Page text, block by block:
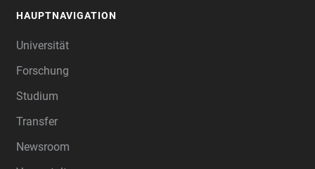
HAUPTNAVIGATION
Universität
Forschung
Studium
Transfer
Newsroom